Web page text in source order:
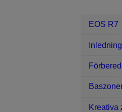
EOS R7
Inledning
Kreativa